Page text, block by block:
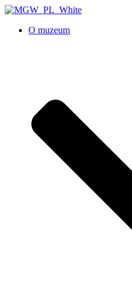
O muzeum